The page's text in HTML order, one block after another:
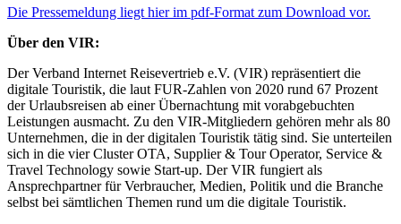
Die Pressemeldung liegt hier im pdf-Format zum Download vor.
Über den VIR:
Der Verband Internet Reisevertrieb e.V. (VIR) repräsentiert die
digitale Touristik, die laut FUR-Zahlen von 2020 rund 67 Prozent
der Urlaubsreisen ab einer Übernachtung mit vorabgebuchten
Leistungen ausmacht. Zu den VIR-Mitgliedern gehören mehr als 80
Unternehmen, die in der digitalen Touristik tätig sind. Sie unterteilen
sich in die vier Cluster OTA, Supplier & Tour Operator, Service &
Travel Technology sowie Start-up. Der VIR fungiert als
Ansprechpartner für Verbraucher, Medien, Politik und die Branche
selbst bei sämtlichen Themen rund um die digitale Touristik.